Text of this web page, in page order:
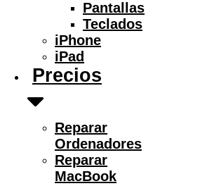
Pantallas
Teclados
iPhone
iPad
Precios
Reparar
Ordenadores
Reparar
MacBook